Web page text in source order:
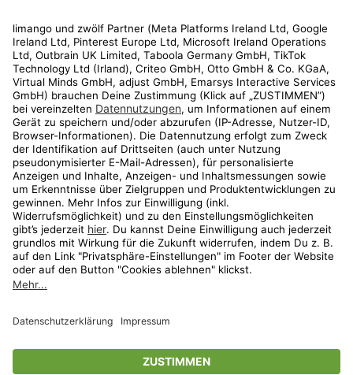
Kundenservice
Shop
Aktionen
Travel